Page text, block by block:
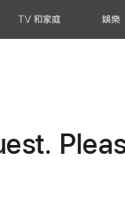
TV 和家庭 娛樂